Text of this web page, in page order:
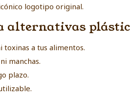
logotipo original.
alternativas
a tus alimentos.
manchas.
plazo.